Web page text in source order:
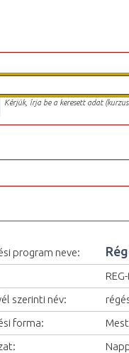
Kérjük, írja be a keresett adat
program neve:
szerinti név:
forma: